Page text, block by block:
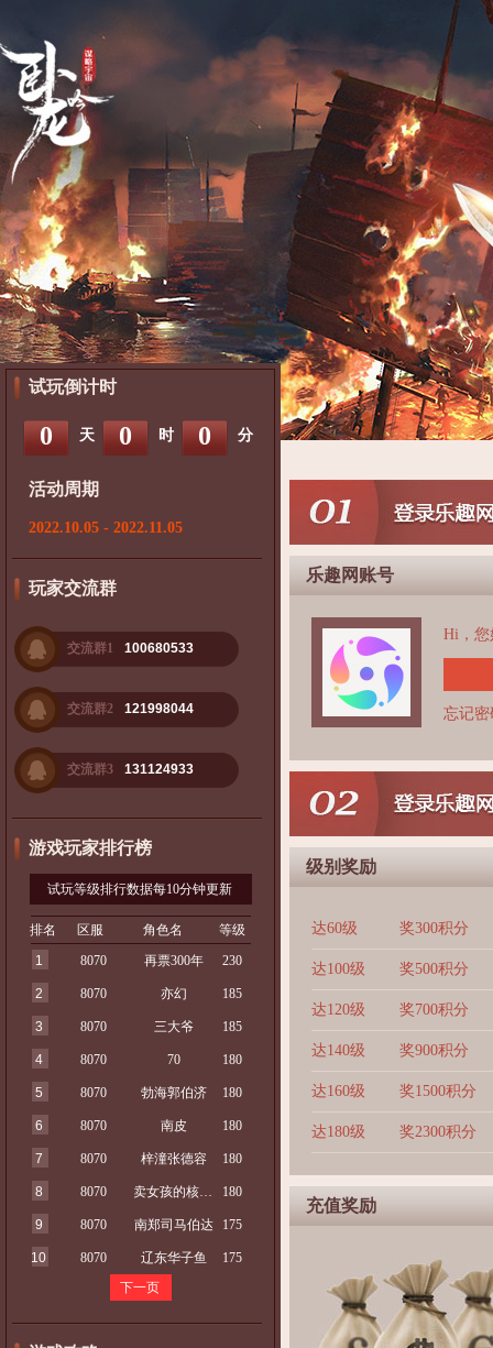
试玩倒计时
0 天 0 时 0 分
活动周期
2022.10.05 - 2022.11.05
玩家交流群
交流群1 100680533
交流群2 121998044
交流群3 131124933
游戏玩家排行榜
试玩等级排行数据每10分钟更新
排名 区服 角色名
等级
1
8070 再票300年 230
2 8070 亦幻 185
3 8070 三大爷 185
4 8070 70 180
5 8070 勃海郭伯济 180
6 8070 南皮 180
7 8070 梓潼张德容 180
8 8070 卖女孩的核弹头 180
9 8070 南郑司马伯达 175
10 8070 辽东华子鱼
175
下一页
乐趣网账号
Hi，您
忘记密
级别奖励
达60级 奖300积分
达100级 奖500积分
达120级 奖700积分
达140级 奖900积分
达160级 奖1500积分
达180级 奖2300积分
充值奖励